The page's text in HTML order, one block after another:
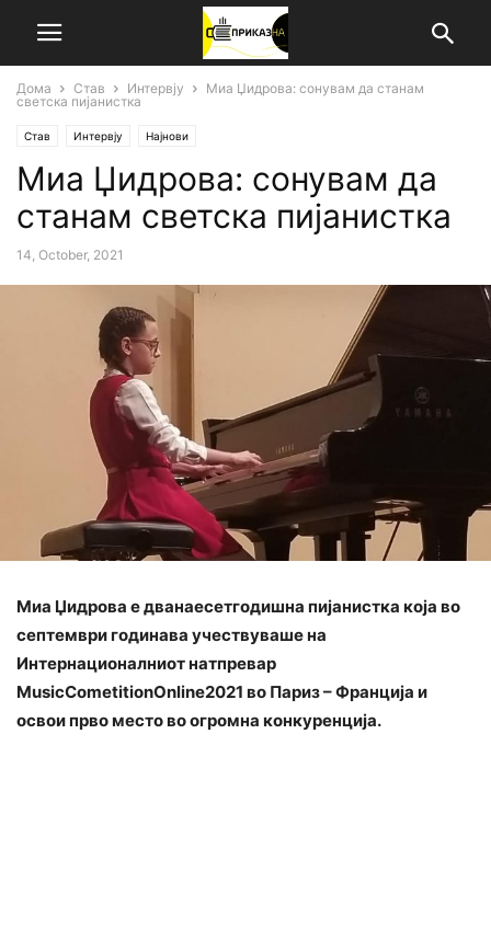
Дома Став Интервју
Миа Џидровa: сонувам да станам
светска пијанистка
Став Интервју Најнови
Миа Џидровa: сонувам да
станам светска пијанистка
14, October, 2021
Миа Џидрова е дванаесетгодишна пијанистка која во
септември годинава учествуваше на
Интернационалниот натпревар
MusicCometitionOnline2021 во Париз – Франција и
освои прво место во огромна конкуренција.